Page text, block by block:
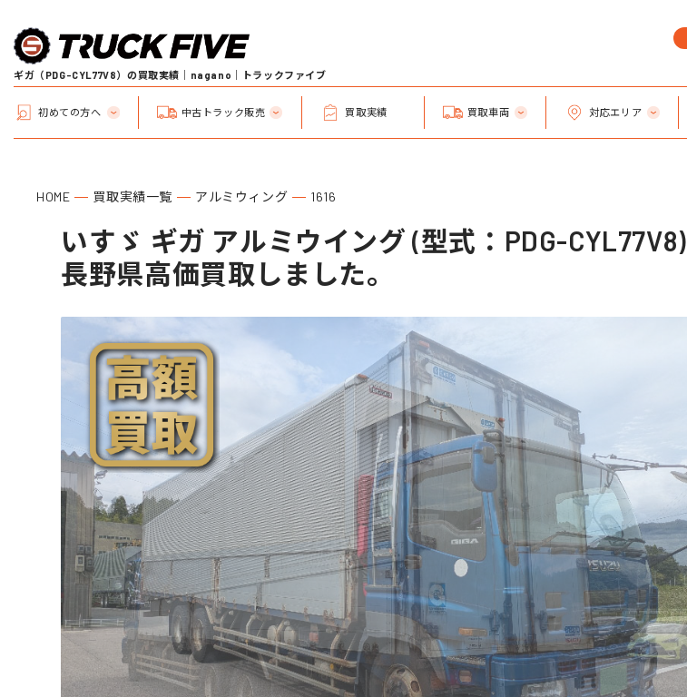
ギガ（PDG-CYL77V8）の買取実績｜nagano｜トラックファイブ
初めての方へ 中古トラック販売 買取実績 買取車両 対応エリア
HOME 買取実績一覧 アルミウィング 1616
いすゞ ギガ アルミウイング (型式：PDG-CYL77V8)
長野県高価買取しました。